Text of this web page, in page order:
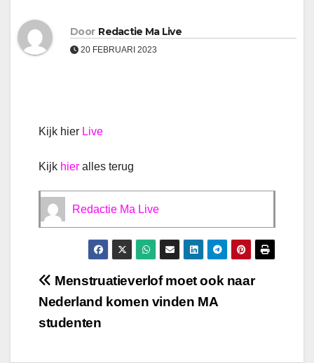
Door Redactie Ma Live
20 FEBRUARI 2023
Kijk hier Live
Kijk hier alles terug
Redactie Ma Live
Bericht
navigatie
Menstruatieverlof moet ook naar
Nederland komen vinden MA
studenten